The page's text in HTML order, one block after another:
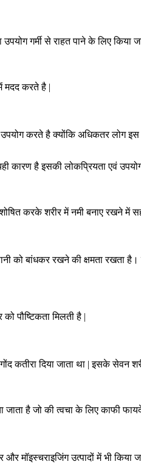
गर्मी से राहत पाने के लिए
मदद करते है |
करते है क्योंकि अधिकतर लोग इस
कारण है इसकी लोकप्रियता एवं
करके शरीर में नमी बनाए रखने में
को बांधकर रखने की क्षमता रखता
पौष्टिकता मिलती है |
कतीरा दिया जाता था | इसके सेवन
है जो की त्वचा के लिए काफी
मॉइस्चराइजिंग उत्पादों में भी